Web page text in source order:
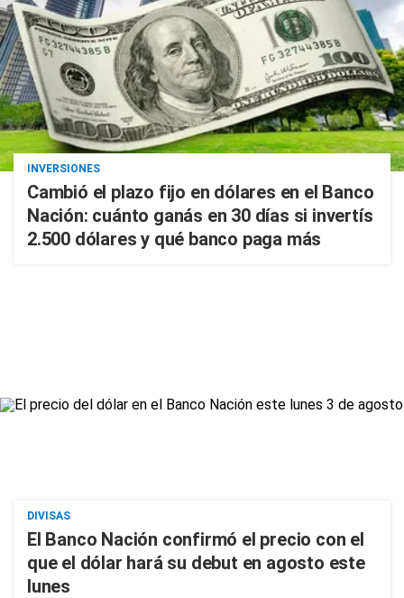
INVERSIONES
Cambió el plazo fijo en dólares en el Banco
Nación: cuánto ganás en 30 días si invertís
2.500 dólares y qué banco paga más
DIVISAS
El Banco Nación confirmó el precio con el
que el dólar hará su debut en agosto este
lunes